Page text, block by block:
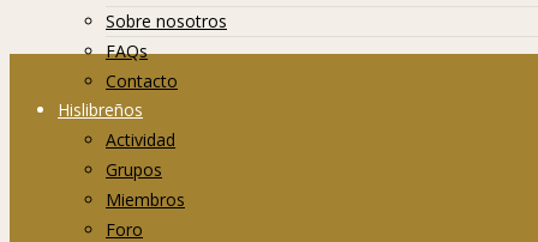
Sobre nosotros
FAQs
Contacto
Hislibreños
Actividad
Grupos
Miembros
Foro